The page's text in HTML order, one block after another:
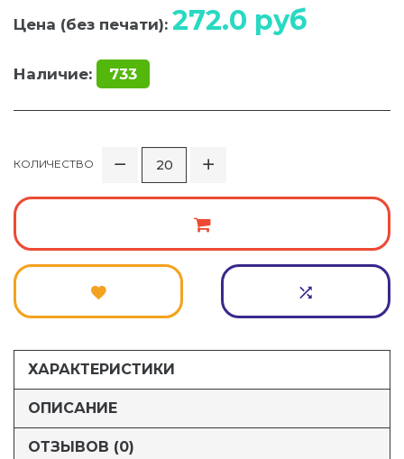
Цена (без печати): 272.0 руб
Наличие: 733
КОЛИЧЕСТВО
ХАРАКТЕРИСТИКИ
ОПИСАНИЕ
ОТЗЫВОВ (0)